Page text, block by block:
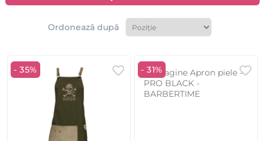
Ordonează după
- 35% - 31%